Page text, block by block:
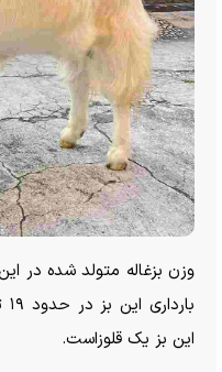
این بز یک قلوزاست.